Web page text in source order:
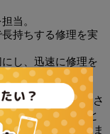
当。
持ちする修理を実
し、迅速に修理を
報をご確認くださ
ご覧いただくこと
することができま